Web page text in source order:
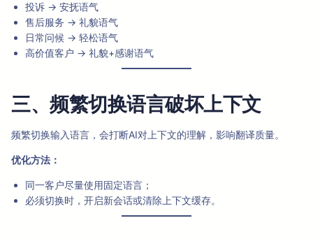
投诉 → 安抚语气
售后服务 → 礼貌语气
日常问候 → 轻松语气
高价值客户 → 礼貌+感谢语气
三、频繁切换语言破坏上下文
频繁切换输入语言，会打断AI对上下文的理解，影响翻译质量。
优化方法：
同一客户尽量使用固定语言；
必须切换时，开启新会话或清除上下文缓存。